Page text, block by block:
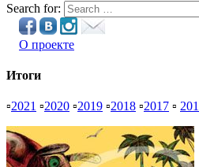
Search for:
О проекте
Итоги
▫2021 ▫2020 ▫2019 ▫2018 ▫2017 ▫